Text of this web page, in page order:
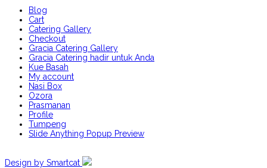
Blog
Cart
Catering Gallery
Checkout
Gracia Catering Gallery
Gracia Catering hadir untuk Anda
Kue Basah
My account
Nasi Box
Ozora
Prasmanan
Profile
Tumpeng
Slide Anything Popup Preview
Design by Smartcat